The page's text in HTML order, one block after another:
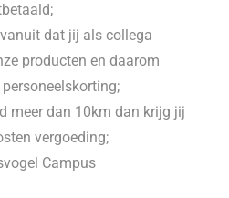
dat jij als collega
producten en daarom
meer dan 10km dan krijg jij
vergoeding;
Campus